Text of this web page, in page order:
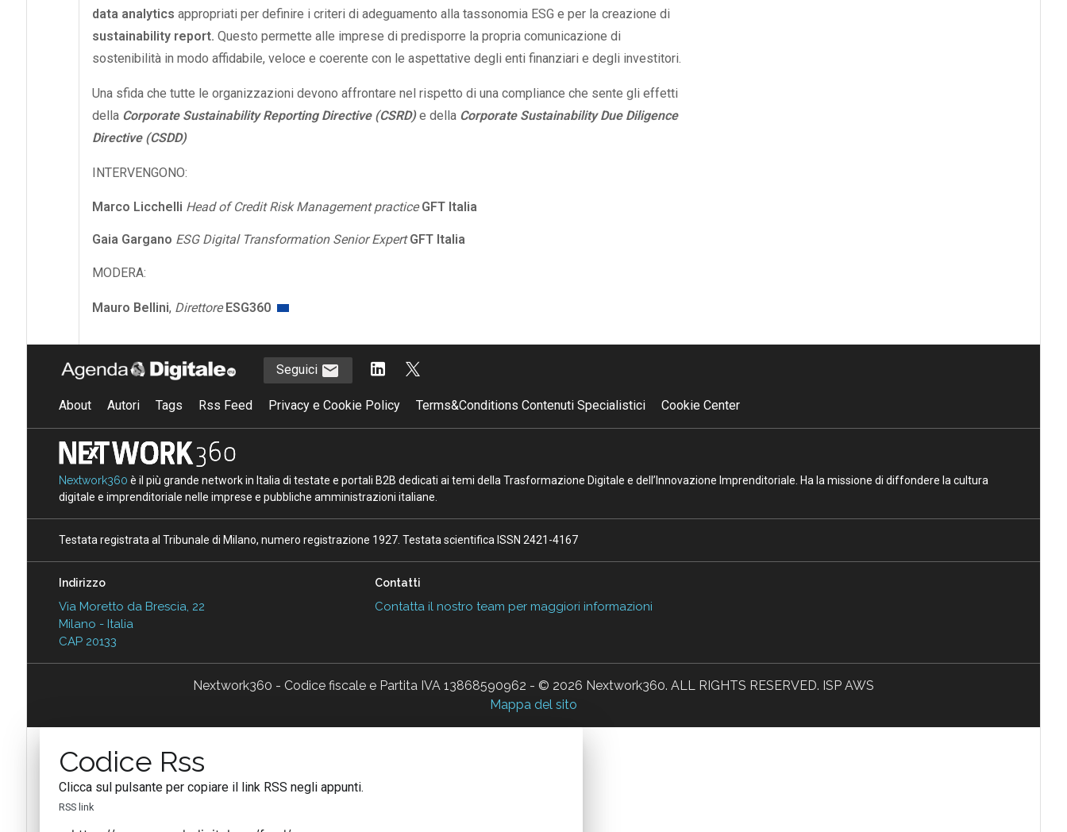
data analytics appropriati per definire i criteri di adeguamento alla tassonomia ESG e per la creazione di
sustainability report. Questo permette alle imprese di predisporre la propria comunicazione di
sostenibilità in modo affidabile, veloce e coerente con le aspettative degli enti finanziari e degli investitori.
Una sfida che tutte le organizzazioni devono affrontare nel rispetto di una compliance che sente gli effetti
della Corporate Sustainability Reporting Directive (CSRD)e della Corporate Sustainability Due Diligence
Directive (CSDD)
INTERVENGONO:
Marco Licchelli Head of Credit Risk Management practiceGFT Italia
Gaia Gargano ESG Digital Transformation Senior ExpertGFT Italia
MODERA:
Mauro Bellini, DirettoreESG360
Seguici
About Autori Tags Rss Feed Privacy e Cookie Policy Terms&Conditions Contenuti Specialistici Cookie Center
Nextwork360 è il più grande network in Italia di testate e portali B2B dedicati ai temi della Trasformazione Digitale e dell’Innovazione Imprenditoriale. Ha la missione di diffondere la cultura
digitale e imprenditoriale nelle imprese e pubbliche amministrazioni italiane.
Testata registrata al Tribunale di Milano, numero registrazione 1927. Testata scientifica ISSN 2421-4167
Indirizzo
Via Moretto da Brescia, 22
Milano - Italia
CAP 20133
Contatti
Contatta il nostro team per maggiori informazioni
Nextwork360 - Codice fiscale e Partita IVA 13868590962 - © 2026 Nextwork360. ALL RIGHTS RESERVED. ISP AWS
Mappa del sito
Codice Rss
Clicca sul pulsante per copiare il link RSS negli appunti.
RSS link